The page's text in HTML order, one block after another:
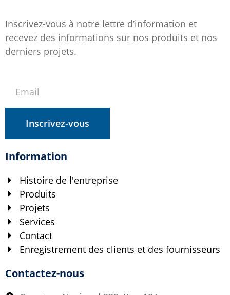
Inscrivez-vous à notre lettre d’information et
recevez des informations sur nos produits et nos
derniers projets.
Inscrivez-vous
Information
Histoire de l'entreprise
Produits
Projets
Services
Contact
Enregistrement des clients et des fournisseurs
Contactez-nous